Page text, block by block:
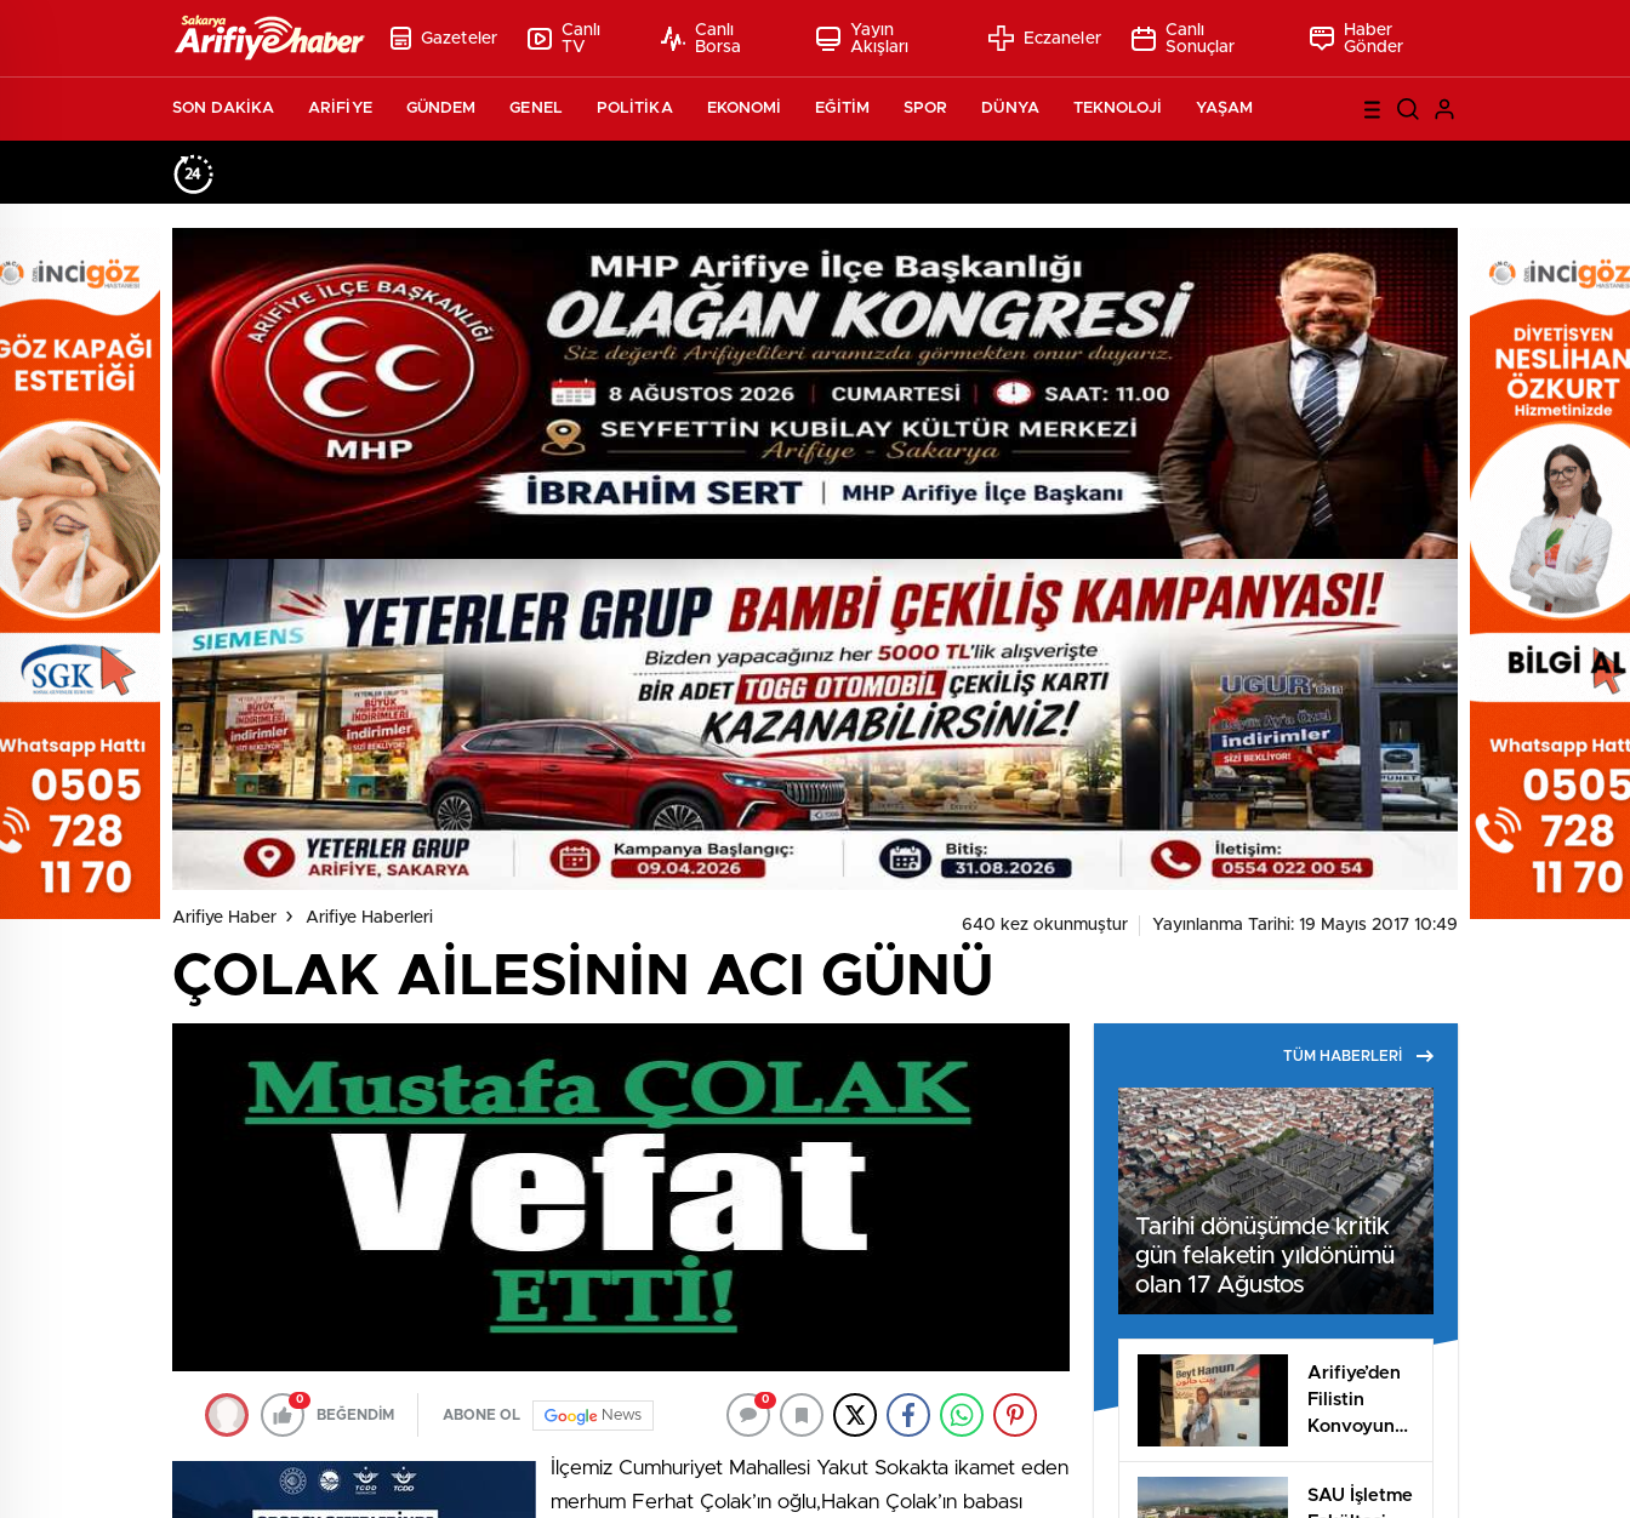
Gazeteler
Canlı
TV
Canlı
Borsa
Yayın
Akışları
Eczaneler
Canlı
Sonuçlar
Haber
Gönder
SON DAKİKA ARİFİYE GÜNDEM GENEL POLİTİKA EKONOMİ EĞİTİM SPOR DÜNYA TEKNOLOJİ YAŞAM
Arifiye Haber Arifiye Haberleri 640 kez okunmuştur Yayınlanma Tarihi: 19 Mayıs 2017 10:49
ÇOLAK AİLESİNİN ACI GÜNÜ
0
BEĞENDİM ABONE OL News
0
İlçemiz Cumhuriyet Mahallesi Yakut Sokakta ikamet eden
merhum Ferhat Çolak’ın oğlu,Hakan Çolak’ın babası
TÜM HABERLERİ
Tarihi dönüşümde kritik
gün felaketin yıldönümü
olan 17 Ağustos
Arifiye’den
Filistin
Konvoyuna
SAU İşletme